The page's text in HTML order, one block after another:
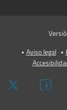
Aviso legal